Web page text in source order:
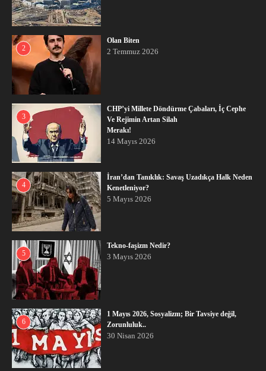
2
Olan Biten
2 Temmuz 2026
3
CHP’yi Millete Döndürme Çabaları, İç Cephe
Ve Rejimin Artan Silah
Merakı!
14 Mayıs 2026
4
İran’dan Tanıklık: Savaş Uzadıkça Halk Neden
Kenetleniyor?
5 Mayıs 2026
5
Tekno-faşizm Nedir?
3 Mayıs 2026
6
1 Mayıs 2026, Sosyalizm; Bir Tavsiye değil,
Zorunluluk..
30 Nisan 2026